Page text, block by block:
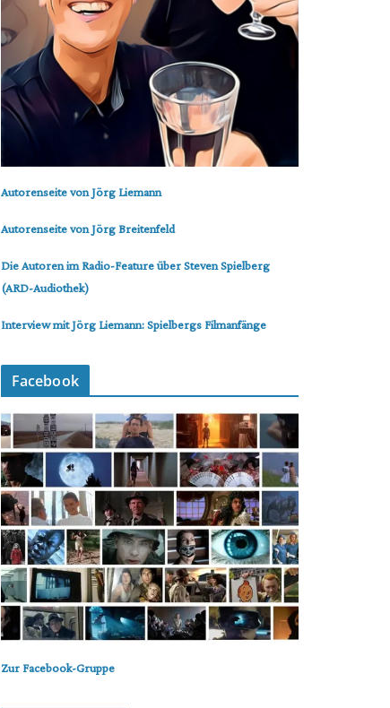
Autorenseite von Jörg Liemann
Autorenseite von Jörg Breitenfeld
Die Autoren im Radio-Feature über Steven Spielberg
(ARD-Audiothek)
Interview mit Jörg Liemann: Spielbergs Filmanfänge
Facebook
Zur Facebook-Gruppe